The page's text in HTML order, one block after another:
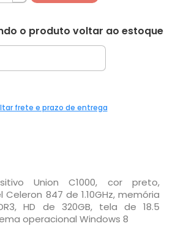
o produto voltar ao estoque
frete e prazo de entrega
Union C1000, cor preto,
847 de 1.10GHz, memória
HD de 320GB, tela de 18.5
operacional Windows 8